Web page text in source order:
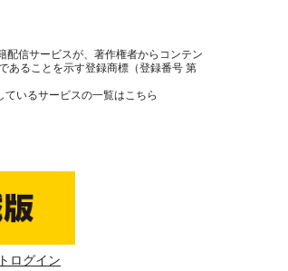
配信サービスが、著作権者からコンテン
あることを示す登録商標（登録番号 第
いるサービスの一覧はこちら
ログイン